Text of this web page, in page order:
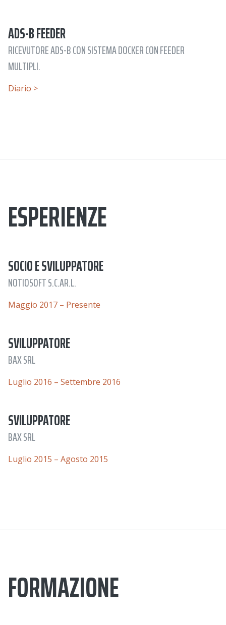
ADS-B FEEDER
RICEVUTORE ADS-B CON SISTEMA DOCKER CON FEEDER
MULTIPLI.
Diario >
ESPERIENZE
SOCIO E SVILUPPATORE
NOTIOSOFT S.C.AR.L.
Maggio 2017 – Presente
SVILUPPATORE
BAX SRL
Luglio 2016 – Settembre 2016
SVILUPPATORE
BAX SRL
Luglio 2015 – Agosto 2015
FORMAZIONE